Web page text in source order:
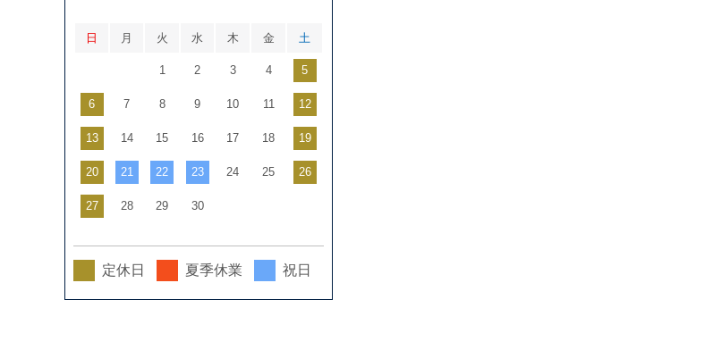
日 月 火 水 木 金 土
1 2 3 4 5
6 7 8 9 10 11 12
13 14 15 16 17 18 19
20 21 22 23 24 25 26
27 28 29 30
定休日 夏季休業 祝日